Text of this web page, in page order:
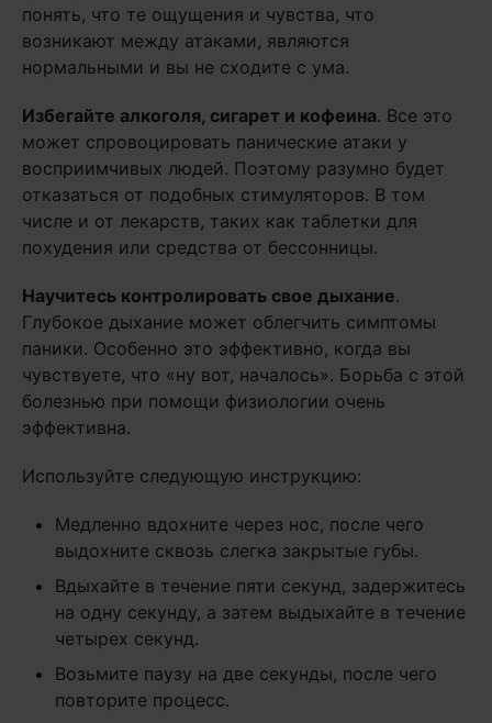
понять, что те ощущения и чувства, что
возникают между атаками, являются
нормальными и вы не сходите с ума.
Избегайте алкоголя, сигарет и кофеина. Все это
может спровоцировать панические атаки у
восприимчивых людей. Поэтому разумно будет
отказаться от подобных стимуляторов. В том
числе и от лекарств, таких как таблетки для
похудения или средства от бессонницы.
Научитесь контролировать свое дыхание.
Глубокое дыхание может облегчить симптомы
паники. Особенно это эффективно, когда вы
чувствуете, что «ну вот, началось». Борьба с этой
болезнью при помощи физиологии очень
эффективна.
Используйте следующую инструкцию:
Медленно вдохните через нос, после чего
выдохните сквозь слегка закрытые губы.
Вдыхайте в течение пяти секунд, задержитесь
на одну секунду, а затем выдыхайте в течение
четырех секунд.
Возьмите паузу на две секунды, после чего
повторите процесс.